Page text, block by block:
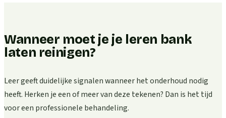
Wanneer moet je je leren bank
laten reinigen?
Leer geeft duidelijke signalen wanneer het onderhoud nodig
heeft. Herken je een of meer van deze tekenen? Dan is het tijd
voor een professionele behandeling.